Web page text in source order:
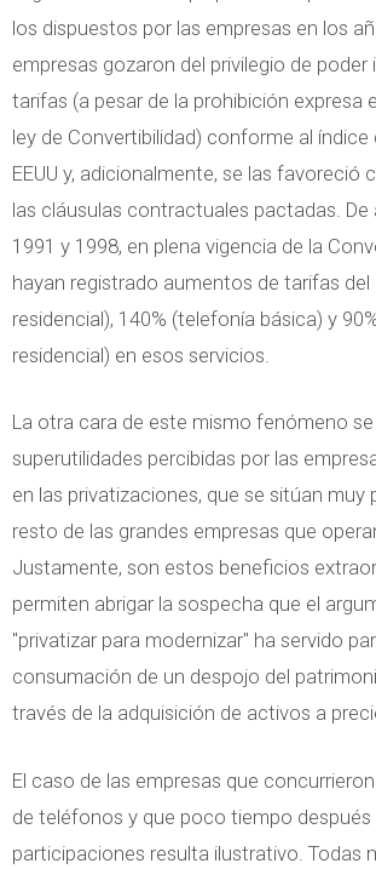
los dispuestos por las empresas en los
empresas gozaron del privilegio de poder
tarifas (a pesar de la prohibición expresa
ley de Convertibilidad) conforme al índice
EEUU y, adicionalmente, se las favoreció
las cláusulas contractuales pactadas. De
1991 y 1998, en plena vigencia de la
hayan registrado aumentos de tarifas del
residencial), 140% (telefonía básica) y
residencial) en esos servicios.
La otra cara de este mismo fenómeno
superutilidades percibidas por las
en las privatizaciones, que se sitúan muy
resto de las grandes empresas que
Justamente, son estos beneficios
permiten abrigar la sospecha que el
"privatizar para modernizar" ha servido
consumación de un despojo del
través de la adquisición de activos a
El caso de las empresas que
de teléfonos y que poco tiempo después
participaciones resulta ilustrativo. Todas